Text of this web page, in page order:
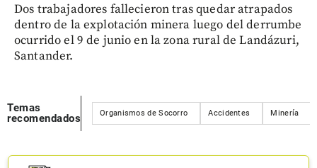
Dos trabajadores fallecieron tras quedar atrapados
dentro de la explotación minera luego del derrumbe
ocurrido el 9 de junio en la zona rural de Landázuri,
Santander.
Temas
recomendados
Organismos de Socorro Accidentes Minería